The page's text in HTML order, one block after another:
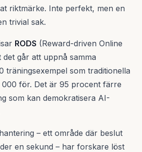
riktmärke. Inte perfekt, men en
trivial sak.
RODS (Reward-driven Online
det går att uppnå samma
träningsexempel som traditionella
000 för. Det är 95 procent färre
som kan demokratisera AI-
– ett område där beslut
en sekund – har forskare löst